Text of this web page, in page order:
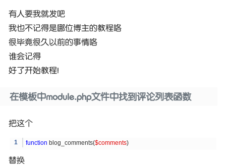
有人要我就发吧
我也不记得是哪位博主的教程咯
很毕竟很久以前的事情咯
谁会记得
好了开始教程!
在模板中module.php文件中找到评论列表函数
把这个
function blog_comments($comments)
替换